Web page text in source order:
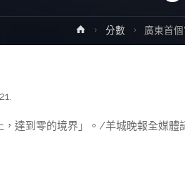
Home分數 廣東首
，達到零的境界」。/羊城晚報全媒體